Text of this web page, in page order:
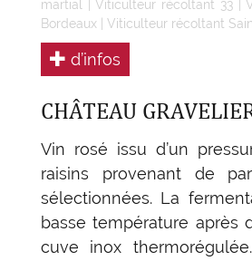
martial|Viticulteur récoltant 33|
Bordeaux| Viticulteur récoltant
d’infos
CHÂTEAU
Vin rosé issu d’un
raisins provenant de
sélectionnées. La
basse température après
cuve inox